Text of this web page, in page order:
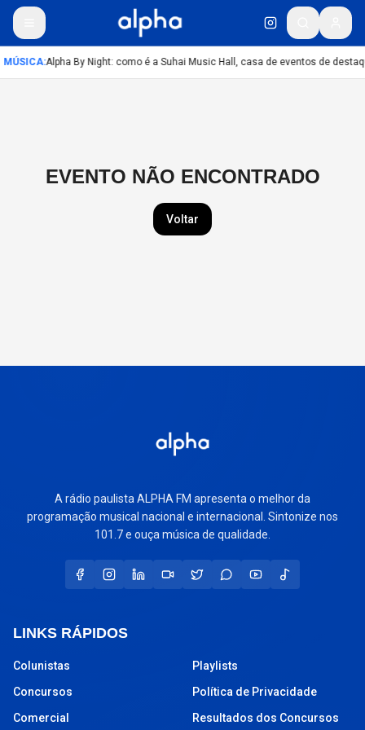
MÚSICA:Alpha By Night: como é a Suhai Music Hall, casa de eventos de
EVENTO NÃO ENCONTRADO
Voltar
A rádio paulista ALPHA FM apresenta o melhor da
programação musical nacional e internacional. Sintonize nos
101.7 e ouça música de qualidade.
LINKS RÁPIDOS
Colunistas
Concursos
Comercial
Playlists
Política de Privacidade
Resultados dos Concursos